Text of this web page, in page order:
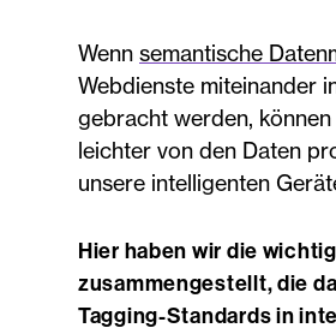
Wenn semantische
Webdienste miteinander
gebracht werden,
leichter von den Daten
unsere intelligenten
Hier haben wir die
zusammengestellt, die
Tagging-Standards in